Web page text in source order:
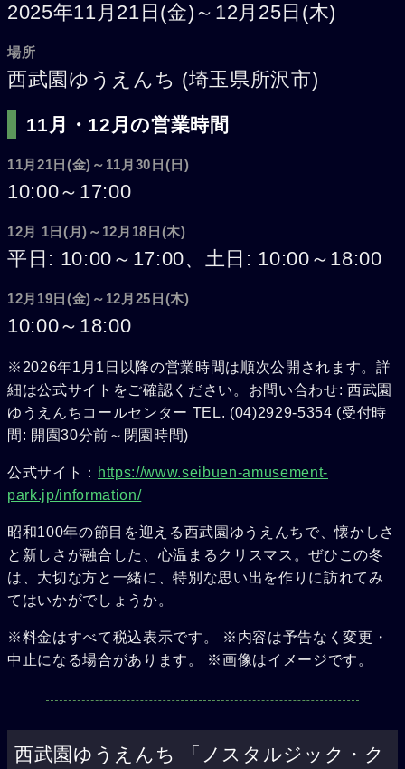
2025年11月21日(金)～12月25日(木)
場所
西武園ゆうえんち (埼玉県所沢市)
11月・12月の営業時間
11月21日(金)～11月30日(日)
10:00～17:00
12月 1日(月)～12月18日(木)
平日: 10:00～17:00、土日: 10:00～18:00
12月19日(金)～12月25日(木)
10:00～18:00
※2026年1月1日以降の営業時間は順次公開されます。詳
細は公式サイトをご確認ください。お問い合わせ: 西武園
ゆうえんちコールセンター TEL. (04)2929-5354 (受付時
間: 開園30分前～閉園時間)
公式サイト： https://www.seibuen-amusement-
park.jp/information/
昭和100年の節目を迎える西武園ゆうえんちで、懐かしさ
と新しさが融合した、心温まるクリスマス。ぜひこの冬
は、大切な方と一緒に、特別な思い出を作りに訪れてみ
てはいかがでしょうか。
※料金はすべて税込表示です。 ※内容は予告なく変更・
中止になる場合があります。 ※画像はイメージです。
西武園ゆうえんち 「ノスタルジック・ク